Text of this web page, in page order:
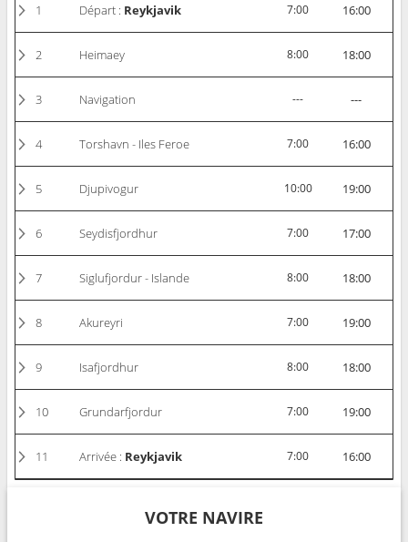
1 Départ : Reykjavik 7:00 16:00
2 Heimaey 8:00 18:00
3 Navigation --- ---
4 Torshavn - Iles Feroe 7:00 16:00
5 Djupivogur 10:00 19:00
6 Seydisfjordhur 7:00 17:00
7 Siglufjordur - Islande 8:00 18:00
8 Akureyri 7:00 19:00
9 Isafjordhur 8:00 18:00
10 Grundarfjordur 7:00 19:00
11 Arrivée : Reykjavik 7:00 16:00
VOTRE NAVIRE